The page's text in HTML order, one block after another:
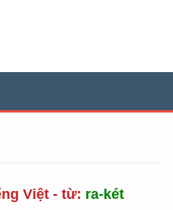
Việt - từ: ra-két